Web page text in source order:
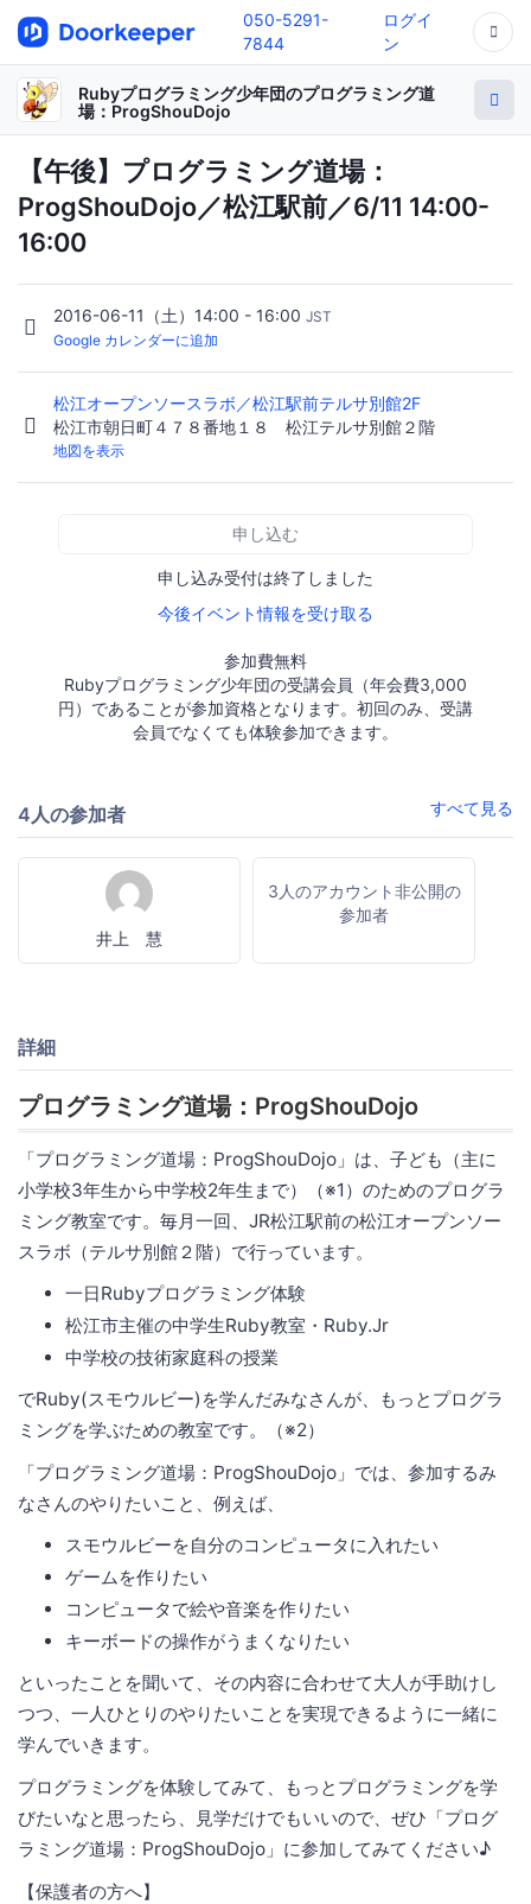
050-5291-
7844
ログイ
ン
Rubyプログラミング少年団のプログラミング道
場：ProgShouDojo
【午後】プログラミング道場：
ProgShouDojo／松江駅前／6/11 14:00-
16:00
2016-06-11（土）14:00 - 16:00 JST
Google カレンダーに追加
松江オープンソースラボ／松江駅前テルサ別館2F
松江市朝日町４７８番地１８ 松江テルサ別館２階
地図を表示
申し込む
申し込み受付は終了しました
今後イベント情報を受け取る
参加費無料
Rubyプログラミング少年団の受講会員（年会費3,000
円）であることが参加資格となります。初回のみ、受講
会員でなくても体験参加できます。
4人の参加者 すべて見る
井上 慧
3人のアカウント非公開の
参加者
詳細
プログラミング道場：ProgShouDojo
「プログラミング道場：ProgShouDojo」は、子ども（主に
小学校3年生から中学校2年生まで）（※1）のためのプログラ
ミング教室です。毎月一回、JR松江駅前の松江オープンソー
スラボ（テルサ別館２階）で行っています。
一日Rubyプログラミング体験
松江市主催の中学生Ruby教室・Ruby.Jr
中学校の技術家庭科の授業
でRuby(スモウルビー)を学んだみなさんが、もっとプログラ
ミングを学ぶための教室です。（※2）
「プログラミング道場：ProgShouDojo」では、参加するみ
なさんのやりたいこと、例えば、
スモウルビーを自分のコンピュータに入れたい
ゲームを作りたい
コンピュータで絵や音楽を作りたい
キーボードの操作がうまくなりたい
といったことを聞いて、その内容に合わせて大人が手助けし
つつ、一人ひとりのやりたいことを実現できるように一緒に
学んでいきます。
プログラミングを体験してみて、もっとプログラミングを学
びたいなと思ったら、見学だけでもいいので、ぜひ「プログ
ラミング道場：ProgShouDojo」に参加してみてください♪
【保護者の方へ】